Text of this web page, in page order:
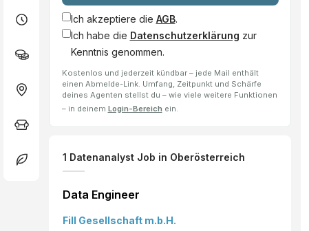
Ich akzeptiere die AGB.
Ich habe die Datenschutzerklärung zur
Kenntnis genommen.
Kostenlos und jederzeit kündbar – jede Mail enthält
einen Abmelde-Link. Umfang, Zeitpunkt und Schärfe
deines Agenten stellst du – wie viele weitere Funktionen
– in deinem Login-Bereich ein.
1 Datenanalyst Job in Oberösterreich
Data Engineer
Fill Gesellschaft m.b.H.